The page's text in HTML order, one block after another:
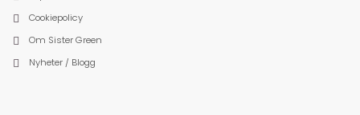
Cookiepolicy
Om Sister Green
Nyheter / Blogg